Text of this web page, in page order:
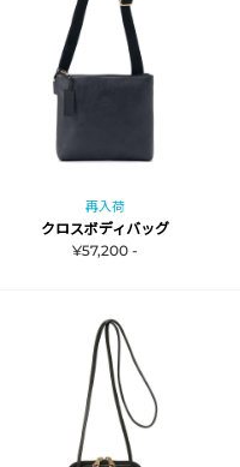
再入荷
クロスボディバッグ
¥57,200 -